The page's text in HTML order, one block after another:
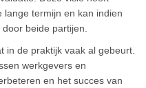
lange termijn en kan indien
beide partijen.
in de praktijk vaak al gebeurt.
werkgevers en
en het succes van